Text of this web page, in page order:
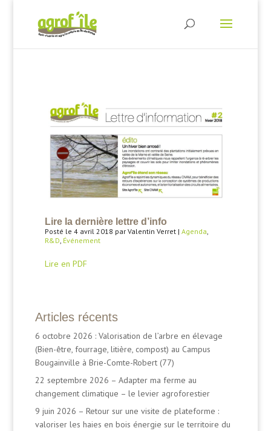
Lire la dernière lettre d’info
Posté le 4 avril 2018 par Valentin Verret |Agenda
R&D Événement
Lire en PDF
Articles récents
6 octobre 2026 : Valorisation de l’arbre en élevage
(Bien-être, fourrage, litière, compost) au Campus
Bougainville à Brie-Comte-Robert (77)
22 septembre 2026 – Adapter ma ferme au
changement climatique – le levier agroforestier
9 juin 2026 – Retour sur une visite de plateforme :
valoriser les haies en bois énergie sur le territoire du